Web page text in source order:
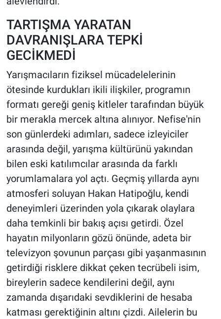
TARTIŞMA YARATAN
DAVRANIŞLARA TEPKİ
GECİKMEDİ
Yarışmacıların fiziksel mücadelelerinin
ötesinde kurdukları ikili ilişkiler, programın
formatı gereği geniş kitleler tarafından büyük
bir merakla mercek altına alınıyor. Nefise'nin
son günlerdeki adımları, sadece izleyiciler
arasında değil, yarışma kültürünü yakından
bilen eski katılımcılar arasında da farklı
yorumlamalara yol açtı. Geçmiş yıllarda aynı
atmosferi soluyan Hakan Hatipoğlu, kendi
deneyimleri üzerinden yola çıkarak olaylara
daha temkinli bir bakış açısı getirdi. Özel
hayatın milyonların gözü önünde, adeta bir
televizyon şovunun parçası gibi yaşanmasının
getirdiği risklere dikkat çeken tecrübeli isim,
bireylerin sadece kendilerini değil, aynı
zamanda dışarıdaki sevdiklerini de hesaba
katması gerektiğinin altını çizdi. Ailelerin bu